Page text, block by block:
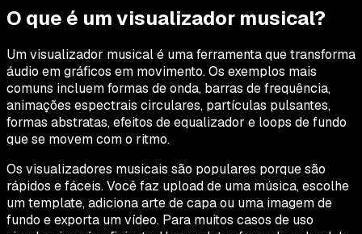
O que é um visualizador musical?
Um visualizador musical é uma ferramenta que transforma
áudio em gráficos em movimento. Os exemplos mais
comuns incluem formas de onda, barras de frequência,
animações espectrais circulares, partículas pulsantes,
formas abstratas, efeitos de equalizador e loops de fundo
que se movem com o ritmo.
Os visualizadores musicais são populares porque são
rápidos e fáceis. Você faz upload de uma música, escolhe
um template, adiciona arte de capa ou uma imagem de
fundo e exporta um vídeo. Para muitos casos de uso